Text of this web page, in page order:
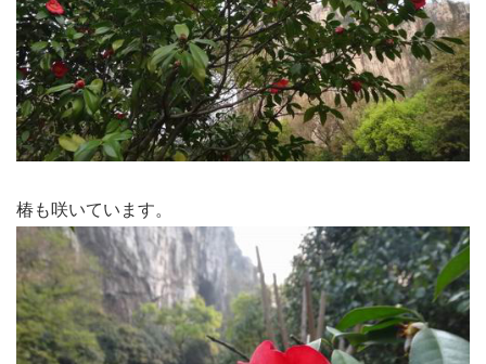
椿も咲いています。